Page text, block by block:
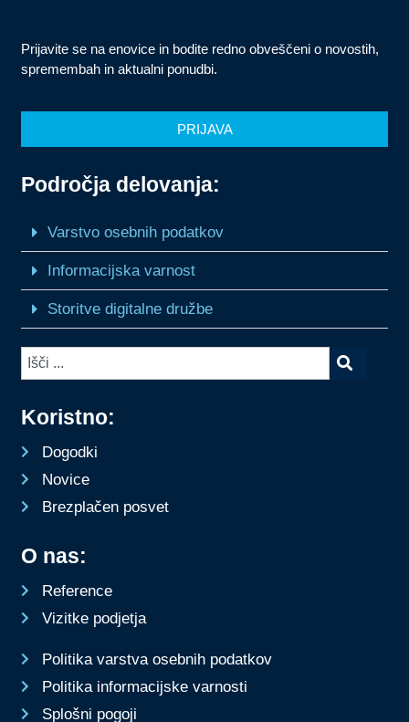
O nas:
Reference
Vizitke podjetja
Politika varstva osebnih podatkov
Politika informacijske varnosti
Splošni pogoji
Koristno:
Dogodki
Novice
Brezplačen posvet
Področja delovanja:
Varstvo osebnih podatkov
Informacijska varnost
Storitve digitalne družbe
Prijavite se na enovice in bodite redno obveščeni o novostih,
spremembah in aktualni ponudbi.
PRIJAVA